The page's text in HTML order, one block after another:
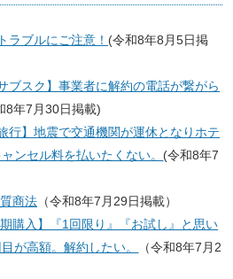
ラブルにご注意！ (令和8年8月5日掲
スク】事業者に解約の電話が繋がら
8年7月30日掲載)
】地震で交通機関が運休となりホテ
ンセル料を払いたくない。 (令和8年7
商法 （令和8年7月29日掲載）
購入】『1回限り』『お試し』と思い
が高額。解約したい。
（令和8年7月2